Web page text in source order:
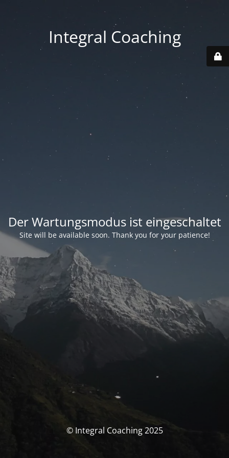
Integral Coaching
Der Wartungsmodus ist eingeschaltet
Site will be available soon. Thank you for your patience!
© Integral Coaching 2025